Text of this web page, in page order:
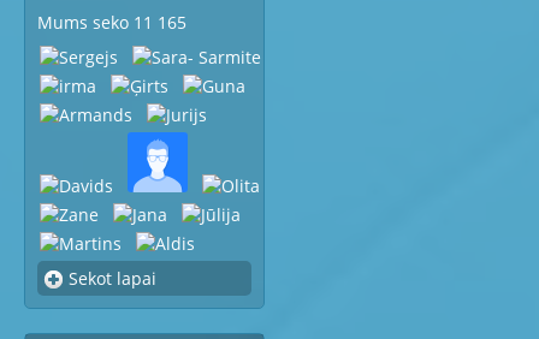
Mums seko 11 165
Sekot lapai